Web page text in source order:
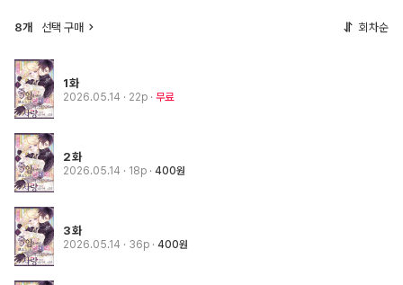
8개 선택 구매 회차순
1화
2026.05.14 · 22p 무료
2화
2026.05.14 · 18p 400원
3화
2026.05.14 · 36p 400원